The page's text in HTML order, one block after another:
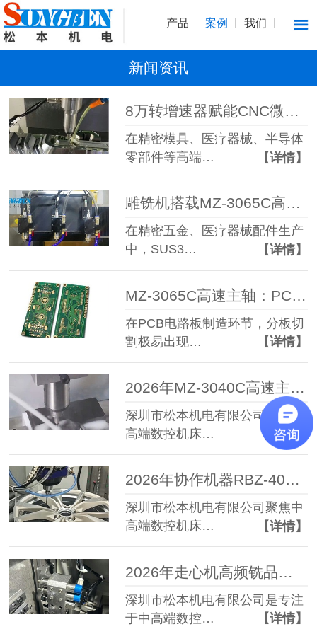
产品 案例 我们
新闻资讯
8万转增速器赋能CNC微米级高精度研磨抛光加工
在精密模具、医疗器械、半导体
零部件等高端…
【详情】
雕铣机搭载MZ-3065C高速主轴加工0.2mm不锈钢微孔，破解断刀难题
在精密五金、医疗器械配件生产
中，SUS3…
【详情】
MZ-3065C高速主轴：PCB分板切割精密加工高性价比利器
在PCB电路板制造环节，分板切
割极易出现…
【详情】
2026年MZ-3040C高速主轴选择参考：高精度高速主轴品牌选型指南
深圳市松本机电有限公司作为中
高端数控机床…
【详情】
2026年协作机器RBZ-40浮动主轴推荐,柔性去毛刺浮动主轴选择指南
深圳市松本机电有限公司聚焦中
高端数控机床…
【详情】
2026年走心机高频铣品牌对比推荐：代表性品牌与选择指南
深圳市松本机电有限公司是专注
于中高端数控…
【详情】